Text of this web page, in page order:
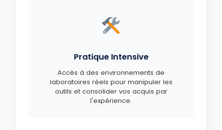
Pratique Intensive
Accès à des environnements de
laboratoires réels pour manipuler les
outils et consolider vos acquis par
l'expérience.